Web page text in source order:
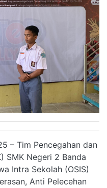
– Tim Pencegahan dan
SMK Negeri 2 Banda
Intra Sekolah (OSIS)
Anti Pelecehan